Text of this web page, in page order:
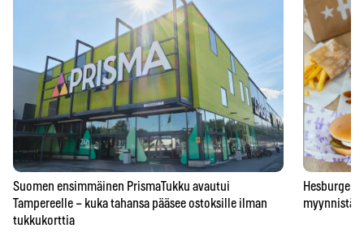
Suomen ensimmäinen PrismaTukku avautui
Tampereelle – kuka tahansa pääsee ostoksille ilman
tukkukorttia
myynnistä